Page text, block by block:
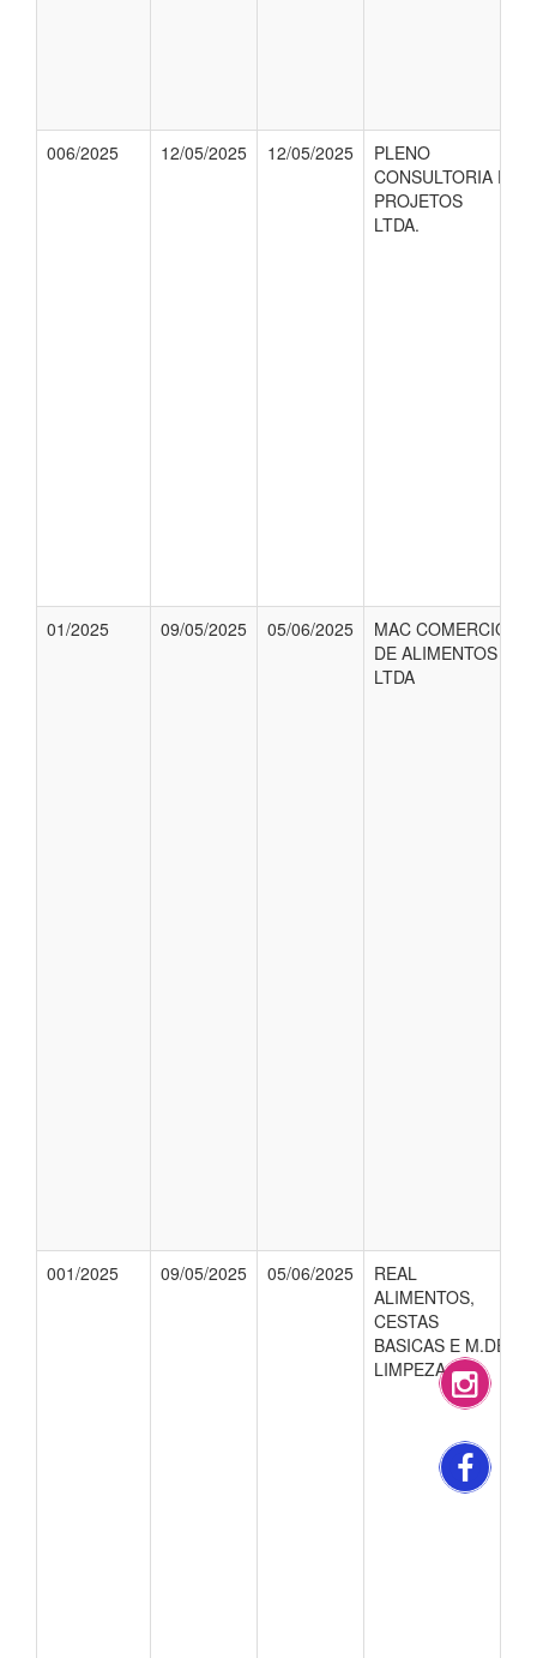
006/2025 12/05/2025 12/05/2025
PLENO
CONSULTORIA E
PROJETOS
LTDA.
01/2025 09/05/2025 05/06/2025
MAC COMERCIO
DE ALIMENTOS
LTDA
001/2025 09/05/2025 05/06/2025
REAL
ALIMENTOS,
CESTAS
BASICAS E M.DE
LIMPEZA